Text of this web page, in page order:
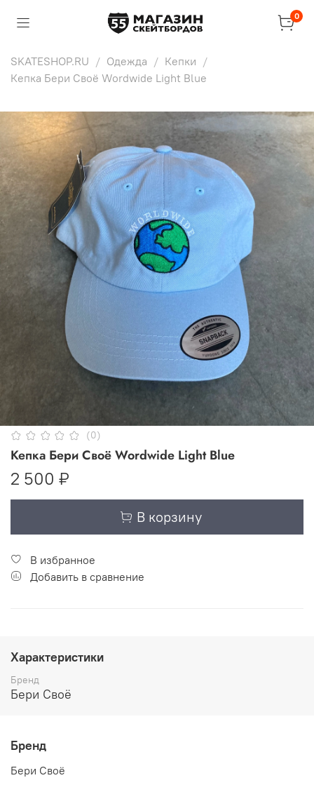
0
SKATESHOP.RU Одежда
Кепки
Кепка Бери Своё Wordwide Light Blue
(0)
Кепка Бери Своё Wordwide Light Blue
2 500 ₽
В корзину
В избранное
Добавить в сравнение
Характеристики
Бренд
Бери Своё
Бренд
Бери Своё